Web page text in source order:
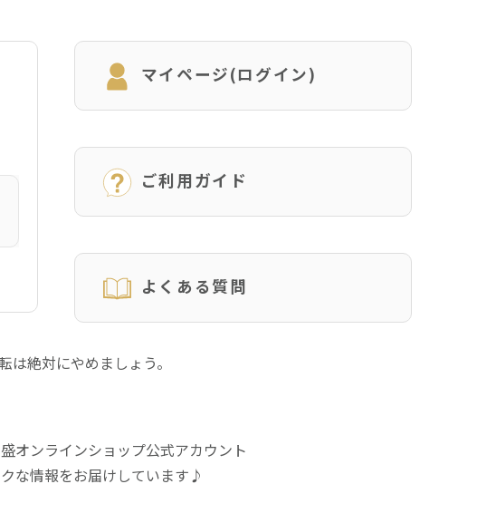
マイページ(ログイン)
ご利用ガイド
よくある質問
絶対にやめましょう。
オンラインショップ公式アカウント
な情報をお届けしています♪